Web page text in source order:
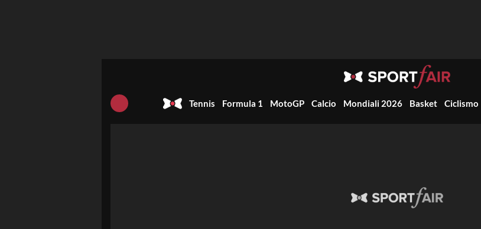
Tennis Formula 1 MotoGP Calcio Mondiali 2026 Basket Ciclismo